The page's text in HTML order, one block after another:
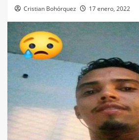
Cristian Bohórquez 17 enero, 2022